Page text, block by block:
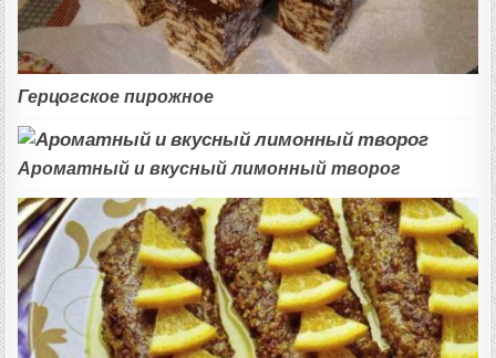
Герцогское пирожное
Ароматный и вкусный лимонный творог